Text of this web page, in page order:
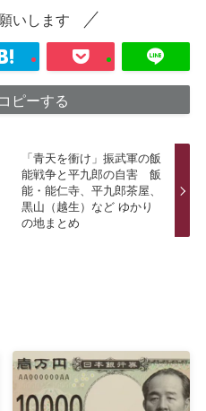
いします
ピーする
「青天を衝け」振武軍の飯
能戦争と平九郎の自害 飯
能・能仁寺、平九郎茶屋、
黒山（越生）など ゆかり
の地まとめ